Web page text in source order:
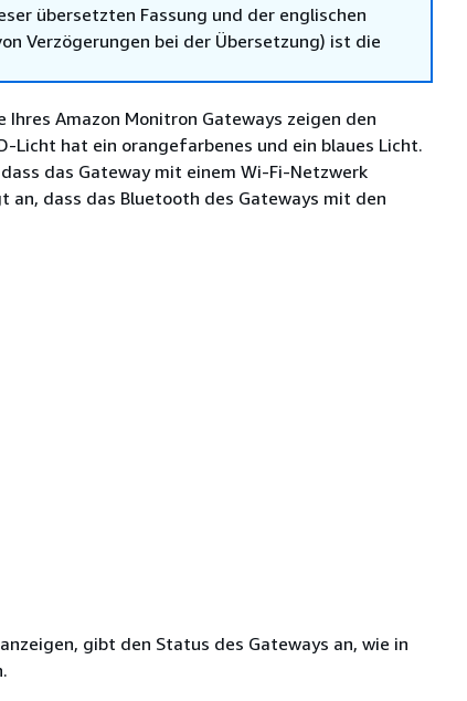
übersetzten Fassung und der englischen
Verzögerungen bei der Übersetzung) ist die
Ihres Amazon Monitron Gateways zeigen den
Licht hat ein orangefarbenes und ein blaues Licht.
das Gateway mit einem Wi-Fi-Netzwerk
an, dass das Bluetooth des Gateways mit den
gibt den Status des Gateways an, wie in